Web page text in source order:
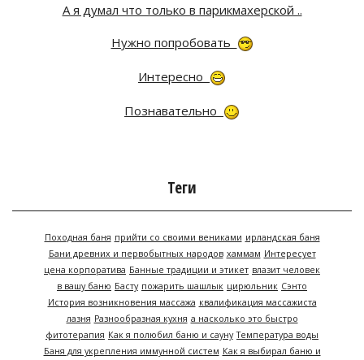
А я думал что только в парикмахерской ..
Нужно попробовать
Интересно
Познавательно
Теги
Походная баня прийти со своими вениками ирландская баня
Бани древних и первобытных народов хаммам Интересует
цена корпоратива Банные традиции и этикет влазит человек
в вашу баню Басту пожарить шашлык цирюльник Сэнто
История возникновения массажа квалификация массажиста
лазня Разнообразная кухня а насколько это быстро
фитотерапия Как я полюбил баню и сауну Температура воды
Баня для укрепления иммунной систем Как я выбирал баню и